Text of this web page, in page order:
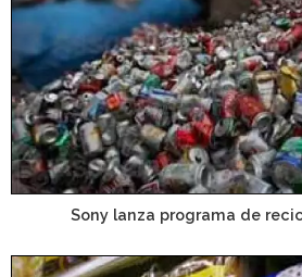
Sony lanza programa de